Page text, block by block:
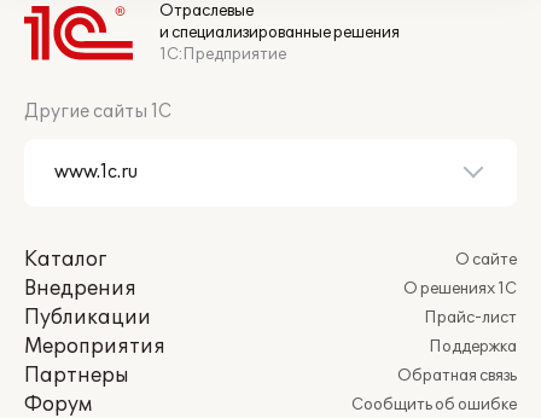
Отраслевые
и специализированные решения
1С:Предприятие
Другие сайты 1С
Каталог
Внедрения
Публикации
Мероприятия
Партнеры
Форум
О сайте
О решениях 1С
Прайс-лист
Поддержка
Обратная связь
Сообщить об ошибке